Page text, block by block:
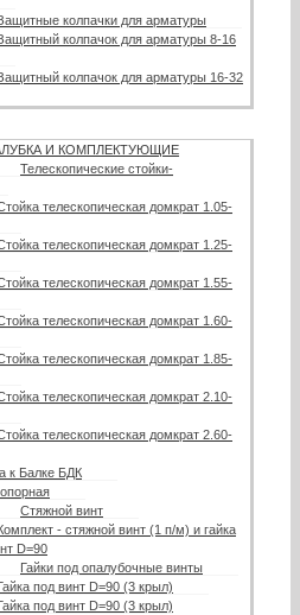
колпачки для арматуры
колпачок для арматуры 8-16
колпачок для арматуры 16-32
И КОМПЛЕКТУЮЩИЕ
Телескопические стойки-
телескопическая домкрат 1.05-
телескопическая домкрат 1.25-
телескопическая домкрат 1.55-
телескопическая домкрат 1.60-
телескопическая домкрат 1.85-
телескопическая домкрат 2.10-
телескопическая домкрат 2.60-
к Балке БДК
Стяжной винт
- стяжной винт (1 п/м) и гайка
D=90
Гайки под опалубочные винты
под винт D=90 (3 крыл)
под винт D=90 (3 крыл)